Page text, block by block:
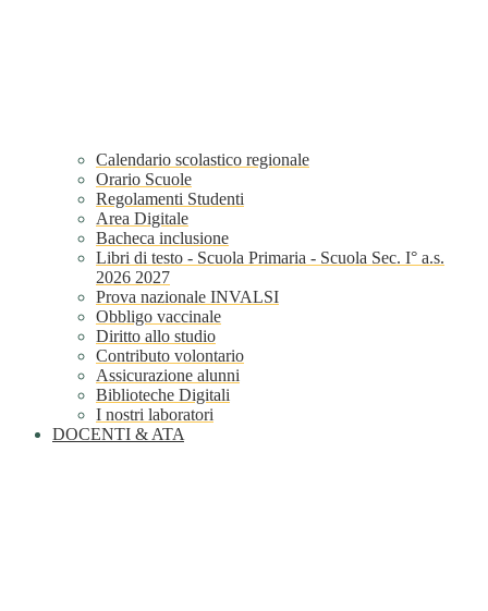
Calendario scolastico regionale
Orario Scuole
Regolamenti Studenti
Area Digitale
Bacheca inclusione
Libri di testo - Scuola Primaria - Scuola Sec. I° a.s.
2026 2027
Prova nazionale INVALSI
Obbligo vaccinale
Diritto allo studio
Contributo volontario
Assicurazione alunni
Biblioteche Digitali
I nostri laboratori
DOCENTI & ATA